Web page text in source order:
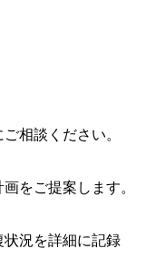
相談ください。
をご提案します。
況を詳細に記録